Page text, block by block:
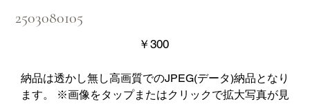
2503080105
価
格
￥300
納品は透かし無し高画質でのJPEG(データ)納品となり
ます。 ※画像をタップまたはクリックで拡大写真が見